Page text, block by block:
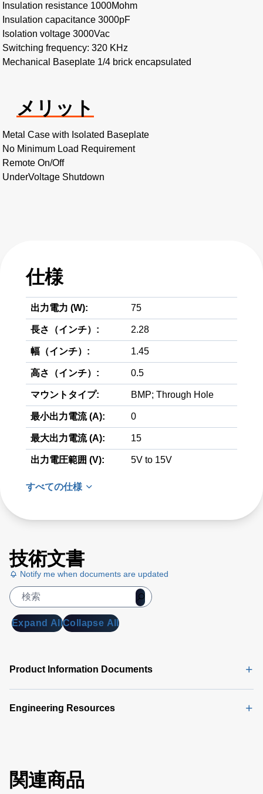
Insulation resistance 1000Mohm
Insulation capacitance 3000pF
Isolation voltage 3000Vac
Switching frequency: 320 KHz
Mechanical Baseplate 1/4 brick encapsulated
メリット
Metal Case with Isolated Baseplate
No Minimum Load Requirement
Remote On/Off
UnderVoltage Shutdown
仕様
出力電力 (W): 75
長さ（インチ）: 2.28
幅（インチ）: 1.45
高さ（インチ）: 0.5
マウントタイプ: BMP; Through Hole
最小出力電流 (A): 0
最大出力電流 (A): 15
出力電圧範囲 (V): 5V to 15V
すべての仕様
技術文書
Notify me when documents are updated
Expand AllCollapse All
Product Information Documents
Engineering Resources
関連商品